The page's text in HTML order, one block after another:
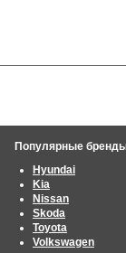
Популярные
Hyundai
Kia
Nissan
Skoda
Toyota
Volkswagen